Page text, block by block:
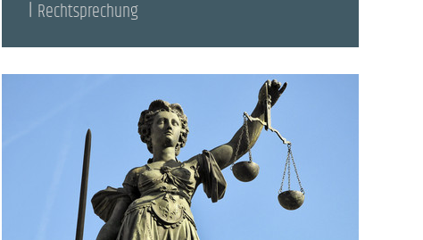
Rechtsprechung